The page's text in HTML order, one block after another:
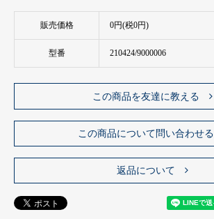
販売価格 0円(税0円)
型番 210424/9000006
この商品を友達に教える
この商品について問い合わせる
返品について